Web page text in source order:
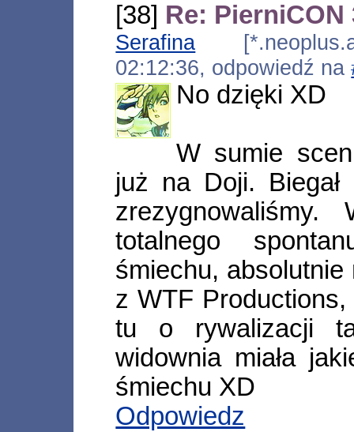
[38] Re:
Serafina
02:12:36, odpowiedź na
No dzięki XD
W sumie
już na Doji.
zrezygnowaliśmy.
totalnego
śmiechu,
z WTF
tu o rywalizacji
widownia miała
śmiechu XD
Odpowiedz